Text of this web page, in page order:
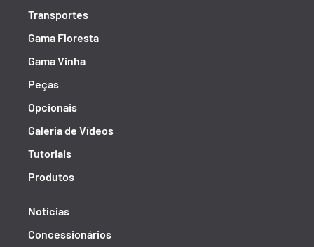
Transportes
Gama Floresta
Gama Vinha
Peças
Opcionais
Galeria de Vídeos
Tutoriais
Produtos
Notícias
Concessionários